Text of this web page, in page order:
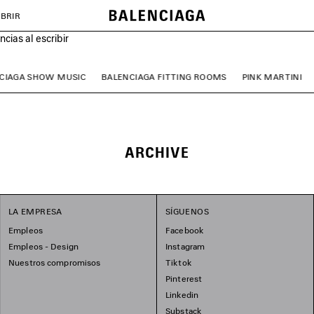
al escribir
SHOW MUSIC BALENCIAGA FITTING ROOMS PINK MARTINI
ARCHIVE
LA EMPRESA
Empleos
Empleos - Design
Nuestros compromisos
SÍGUENOS
Facebook
Instagram
Tiktok
Pinterest
Linkedin
Substack